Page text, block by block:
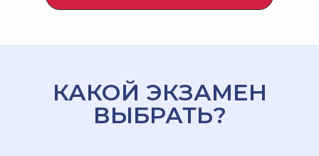
КАКОЙ ЭКЗАМЕН
ВЫБРАТЬ?